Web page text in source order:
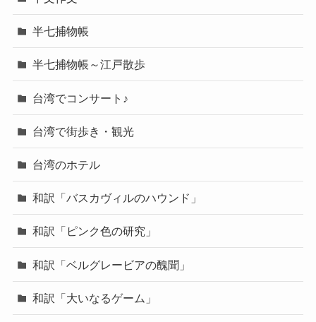
半七捕物帳
半七捕物帳～江戸散歩
台湾でコンサート♪
台湾で街歩き・観光
台湾のホテル
和訳「バスカヴィルのハウンド」
和訳「ピンク色の研究」
和訳「ベルグレービアの醜聞」
和訳「大いなるゲーム」